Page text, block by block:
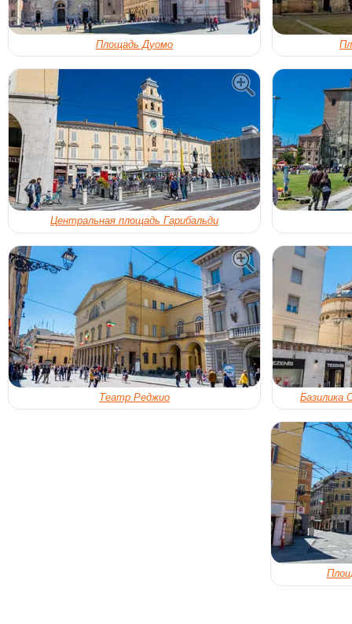
Площадь Дуомо
Центральная площадь Гарибальди
Театр Реджио Базилика